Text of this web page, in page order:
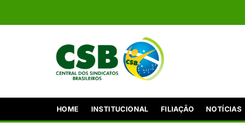
HOME INSTITUCIONAL FILIAÇÃO NOTÍCIAS